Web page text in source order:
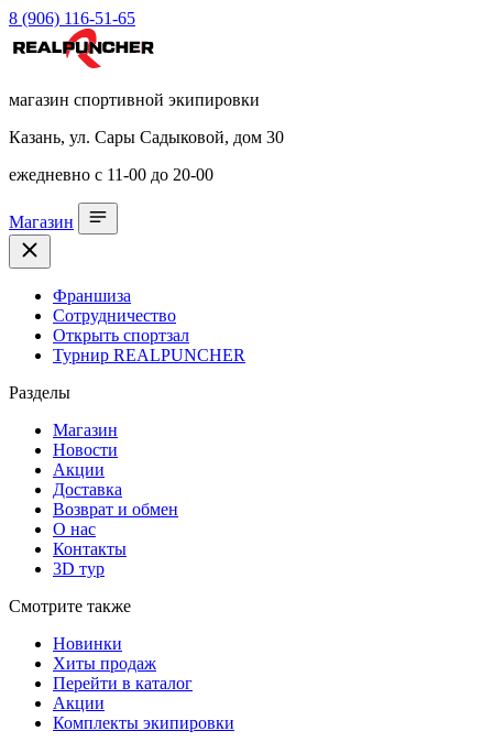
8 (906) 116-51-65
магазин спортивной экипировки
Казань, ул. Сары Садыковой, дом 30
ежедневно с 11-00 до 20-00
Магазин
Франшиза
Сотрудничество
Открыть спортзал
Турнир REALPUNCHER
Разделы
Магазин
Новости
Акции
Доставка
Возврат и обмен
О нас
Контакты
3D тур
Смотрите также
Новинки
Хиты продаж
Перейти в каталог
Акции
Комплекты экипировки